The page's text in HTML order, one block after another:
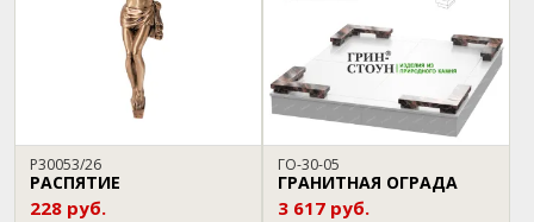
P30053/26
РАСПЯТИЕ
228 руб.
ГО-30-05
ГРАНИТНАЯ ОГРАДА
3 617 руб.